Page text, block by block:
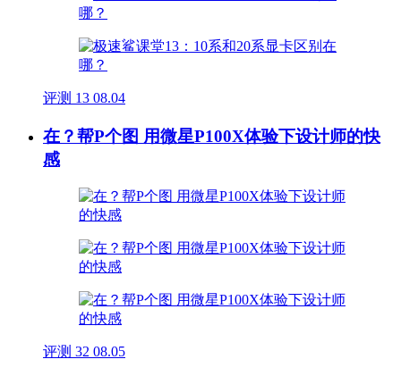
评测 13 08.04
在？帮P个图 用微星P100X体验下设计师的快
感
评测 32 08.05